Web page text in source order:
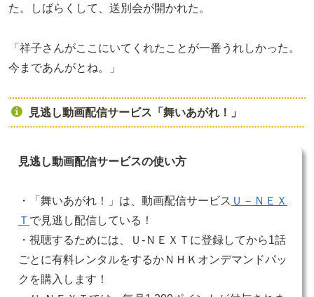
た。しばらくして、送別会が開かれた。
「祥子さんがここにいてくれたことが一番うれしかった。
今まであんがとね。」
見逃し動画配信サービス「舞いあがれ！」
見逃し動画配信サービスの使い方
・「舞いあがれ！」は、動画配信サービス Ｕ－ＮＥＸ
Ｔ で見逃し配信している！
・視聴するためには、Ｕ-ＮＥＸＴに登録してから1話
ごとに有料レンタルをするかＮＨＫオンデマンドパッ
クを購入します！